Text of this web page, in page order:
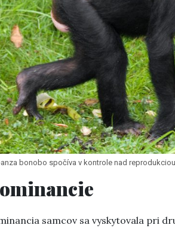
bonobo spočíva v kontrole nad
samcov sa vyskytovala pri